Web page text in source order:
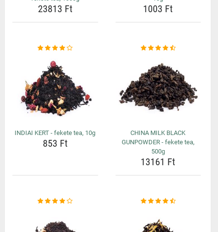
23813 Ft 1003 Ft
INDIAI KERT - fekete tea, 10g
853 Ft
CHINA MILK BLACK
GUNPOWDER - fekete tea,
500g
13161 Ft